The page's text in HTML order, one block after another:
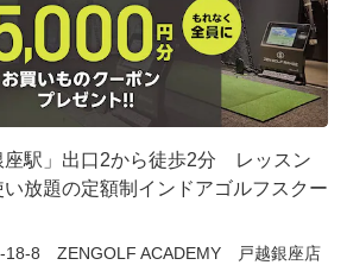
座駅」出口2から徒歩2分 レッスン
放題の定額制インドアゴルフスクー
18-8 ZENGOLF ACADEMY 戸越銀座店